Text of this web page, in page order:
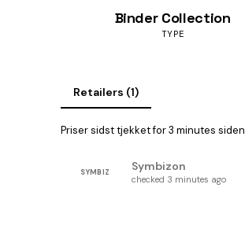
Binder Collection
TYPE
Retailers (1)
Priser sidst tjekket for 3 minutes siden
SYMBIZ Symbizon
checked 3 minutes ago